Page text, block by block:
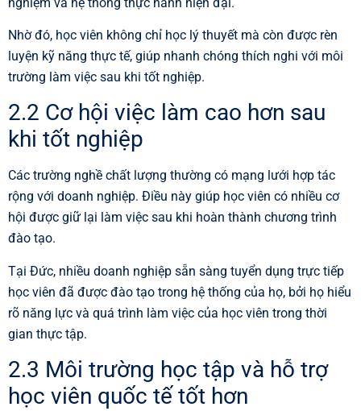
Nhờ đó, học viên không chỉ học lý thuyết mà còn được rèn
luyện kỹ năng thực tế, giúp nhanh chóng thích nghi với môi
trường làm việc sau khi tốt nghiệp.
2.2 Cơ hội việc làm cao hơn sau
khi tốt nghiệp
Các trường nghề chất lượng thường có mạng lưới hợp tác
rộng với doanh nghiệp. Điều này giúp học viên có nhiều cơ
hội được giữ lại làm việc sau khi hoàn thành chương trình
đào tạo.
Tại Đức, nhiều doanh nghiệp sẵn sàng tuyển dụng trực tiếp
học viên đã được đào tạo trong hệ thống của họ, bởi họ hiểu
rõ năng lực và quá trình làm việc của học viên trong thời
gian thực tập.
2.3 Môi trường học tập và hỗ trợ
học viên quốc tế tốt hơn